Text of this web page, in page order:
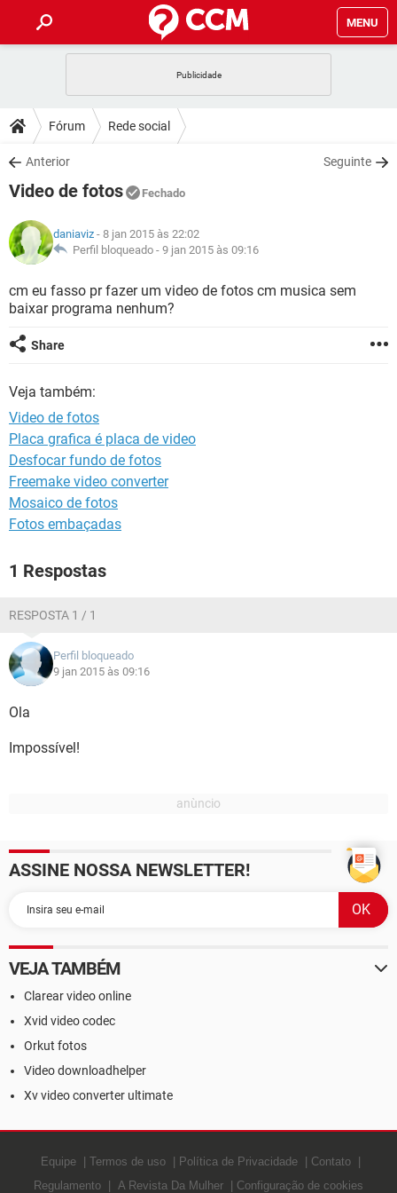
MENU
CELULAR
OUTLOOK
INSTAGRAM
GUIA DE COMPRAS
DICAS
JOGOS
INSTAGRAM
GUIA DE COMPRAS
DOWNLOADS
JOGOS
CELULAR
OUTLOOK EXCEL
INSTAGRAM GMAIL
GUIA DE COMPRAS
JOGOS
CELULAR
OUTLOOK EXCEL
GLOSSÁRIO
WHATSAPP
CELULAR
OUTLOOK
GUIA DE COMPRAS
Fórum Rede social
Anterior Seguinte
Video de fotos Fechado
daniaviz - 8 jan 2015 às 22:02
Perfil bloqueado - 9 jan 2015 às 09:16
cm eu fasso pr fazer um video de fotos cm musica sem
baixar programa nenhum?
Share
Veja também:
Video de fotos
Placa grafica é placa de video
Desfocar fundo de fotos
Freemake video converter
Mosaico de fotos
Fotos embaçadas
1 Respostas
RESPOSTA 1 / 1
Perfil bloqueado
9 jan 2015 às 09:16
Ola
Impossível!
ASSINE NOSSA NEWSLETTER!
VEJA TAMBÉM
Clarear video online
Xvid video codec
Orkut fotos
Video downloadhelper
Xv video converter ultimate
Equipe Termos de uso Política de Privacidade
Contato
Regulamento
A Revista Da Mulher Configuração de cookies